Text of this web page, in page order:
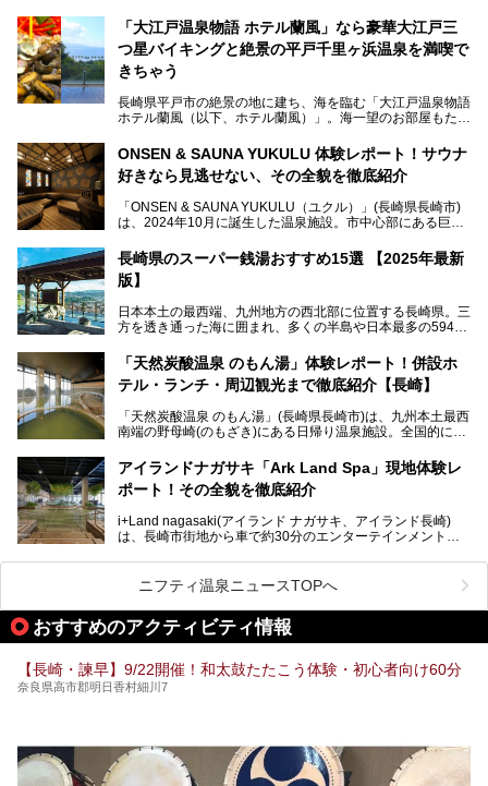
「大江戸温泉物語 ホテル蘭風」なら豪華大江戸三
つ星バイキングと絶景の平戸千里ヶ浜温泉を満喫で
きちゃう
長崎県平戸市の絶景の地に建ち、海を臨む「大江戸温泉物語
ホテル蘭風（以下、ホテル蘭風）」。海一望のお部屋もたく
三つ星バイキング」がスタート！早速現地で体験してきまし
た。
ークなどおススメのポイントがたっぷりです！周辺観光情報
も含めてご紹介します。
───
提供元：大江戸温泉物語ホテルズ＆リゾーツ株式会社【P
R】
ONSEN & SAUNA YUKULU 体験レポート！サウナ
好きなら見逃せない、その全貌を徹底紹介
「ONSEN & SAUNA YUKULU（ユクル）」(長崎県長崎市)
は、2024年10月に誕生した温泉施設。市中心部にある巨大
当初から多くのサウナ―やスパ好きに注目されています。
そこで今回は、ニフティ温泉ライターである筆者が現地体
験。天然温泉・サウナ・水風呂・別途有料のプレミアムサウ
介します！
長崎県のスーパー銭湯おすすめ15選 【2025年最新
版】
日本本土の最西端、九州地方の西北部に位置する長崎県。三
方を透き通った海に囲まれ、多くの半島や日本最多の594も
しい景観の宝庫です。
長崎県にあるスーパー銭湯にも、長崎ならではの景観を存分
に楽しめる施設がいくつも見られます。眺望自慢が多い長崎
ましょう。
「天然炭酸温泉 のもん湯」体験レポート！併設ホ
テル・ランチ・周辺観光まで徹底紹介【長崎】
「天然炭酸温泉 のもん湯」(長崎県長崎市)は、九州本土最西
南端の野母崎(のもざき)にある日帰り温泉施設。全国的にも
多くの温泉ファンに親しまれています。
今回は、地元九州在住のニフティ温泉ライターである筆者が
大浴場をはじめ、併設のホテル「Nomon長崎」・食事(ラン
チ)・おすすめの周辺観光まで、それらの全貌を徹底紹介し
───
この記事は天然炭酸温泉 のもん湯のPRレポート記事です。
アイランドナガサキ「Ark Land Spa」現地体験レ
ポート！その全貌を徹底紹介
i+Land nagasaki(アイランド ナガサキ、アイランド長崎)
は、長崎市街地から車で約30分のエンターテインメントリ
んのこと多彩なアクティビティが楽しめ、到底一日では遊び
尽くせない程！ 中でも注目すべきは、日帰り可能な3つのス
パ施設です。
験し、3つのスパ施設に焦点を当て、その全貌を徹底紹介。
本編では、i+Land nagasakiのSPAの中核的施設ともいえる
ニフティ温泉ニュースTOPへ
おすすめのアクティビティ情報
【長崎・諫早】9/22開催！和太鼓たたこう体験・初心者向け60分
奈良県高市郡明日香村細川7